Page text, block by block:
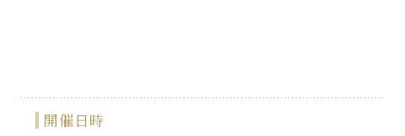
開催日時